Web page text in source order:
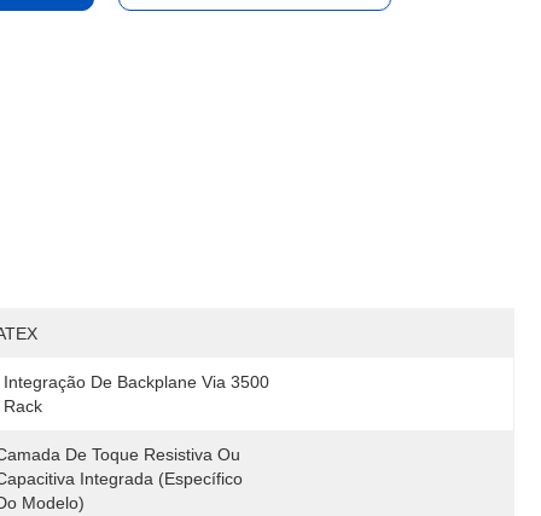
Integração De Backplane Via 3500
Rack
De Toque Resistiva Ou
Integrada (específico
Modelo)